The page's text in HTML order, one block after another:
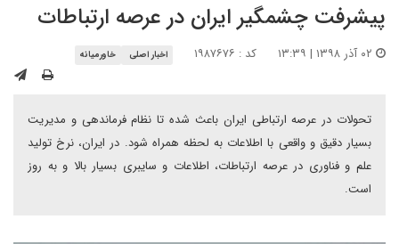
پیشرفت چشمگیر ایران در عرصه ارتباطات
کد : ۱۹۸۷۶۷۶ اخبار اصلی خاورمیانه
تحولات در عرصه ارتباطی ایران باعث شده تا نظام فرماندهی و مدیریت
بسیار دقیق و واقعی با اطلاعات به لحظه همراه شود. در ایران، نرخ تولید
علم و فناوری در عرصه ارتباطات، اطلاعات و سایبری بسیار بالا و به روز
است.